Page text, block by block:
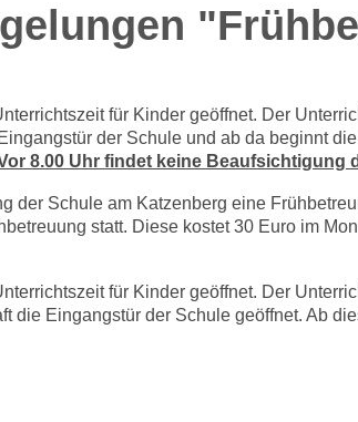
für Kinder geöffnet. Der
der Schule und ab da beginnt
8.00 Uhr findet keine Beaufsichtigung
der Schule am Katzenberg eine
statt. Diese kostet 30 Euro im
für Kinder geöffnet. Der
die Eingangstür der Schule geöffnet. Ab